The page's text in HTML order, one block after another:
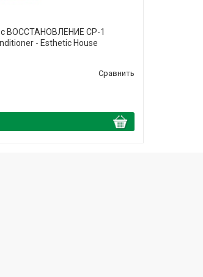
ВОССТАНОВЛЕНИЕ CP-1
- Esthetic House
Сравнить